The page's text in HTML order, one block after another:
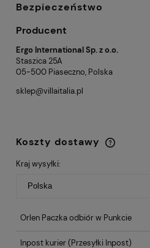
Bezpieczeństwo
Producent
Ergo International Sp. z o.o.
Staszica 25A
05-500 Piaseczno, Polska
sklep@villaitalia.pl
Koszty dostawy
Cena nie zawiera
płatności
Kraj wysyłki:
Orlen Paczka odbiór w Punkcie
Inpost kurier(Przesyłki Inpost)